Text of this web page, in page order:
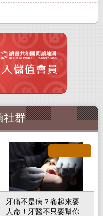
社群
牙痛不是病？痛起來要
人命！牙醫不只要幫你